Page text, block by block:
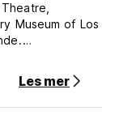
Museum of Los
kjøkkenet lar
kommer
pust. I tillegg
gir
Les mer